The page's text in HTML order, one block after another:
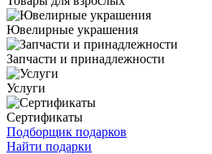
Ювелирные украшения
Запчасти и принадлежности
Услуги
Сертификаты
Подборщик подарков
Найти подарки